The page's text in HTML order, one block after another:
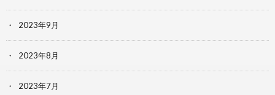
2023年9月
2023年8月
2023年7月